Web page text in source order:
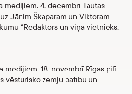
medijiem. 4. decembrī Tautas
Jānim Škaparam un Viktoram
“Redaktors un viņa vietnieks.
medijiem. 18. novembrī Rīgas pilī
vēsturisko zemju patību un